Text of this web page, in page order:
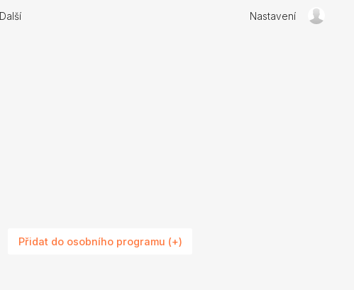
Další Nastavení
Přidat do osobního programu (+)